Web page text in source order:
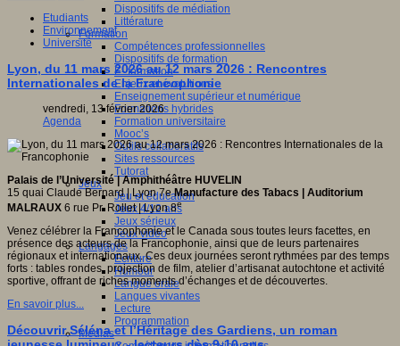
Dispositifs de médiation
Littérature
Formation
Compétences professionnelles
Dispositifs de formation
E- formation
Enjeux et évolutions
Enseignement supérieur et numérique
Formations hybrides
Formation universitaire
Mooc’s
Outils collaboratifs
Sites ressources
Tutorat
Jeux
Jeu et éducation
Jeux 4/12 ans
Jeux sérieux
Jeux vidéo
Langages
Ecriture
Humour
Langue orale
Langues vivantes
Lecture
Programmation
Médias
Etudiants
Environnement
Université
Lyon, du 11 mars 2026 au 12 mars 2026 : Rencontres
Internationales de la Francophonie
vendredi, 13 février 2026
Agenda
Palais de l’Université | Amphithéâtre HUVELIN
15 quai Claude Bernard | Lyon 7eManufacture des Tabacs | Auditorium
MALRAUX 6 rue Pr. Rollet | Lyon 8e
Venez célébrer la Francophonie et le Canada sous toutes leurs facettes, en
présence des acteurs de la Francophonie, ainsi que de leurs partenaires
régionaux et internationaux. Ces deux journées seront rythmées par des temps
forts : tables rondes, projection de film, atelier d’artisanat autochtone et activité
sportive, offrant de riches moments d’échanges et de découvertes.
En savoir plus...
Découvrir Séléna et l’Héritage des Gardiens, un roman